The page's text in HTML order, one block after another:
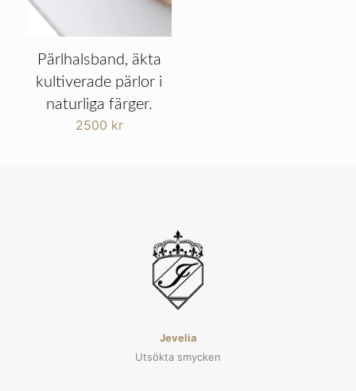
Pärlhalsband, äkta
kultiverade pärlor i
naturliga färger.
2500 kr
Jevelia
Utsökta smycken